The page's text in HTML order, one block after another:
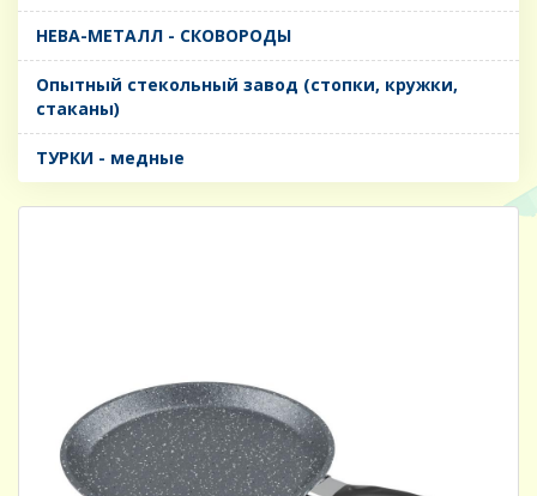
НЕВА-МЕТАЛЛ - СКОВОРОДЫ
Опытный стекольный завод (стопки, кружки,
стаканы)
ТУРКИ - медные